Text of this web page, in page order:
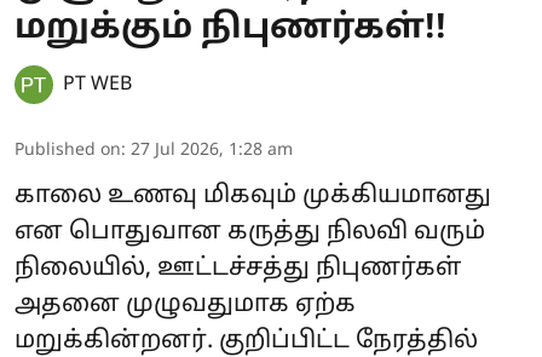
மறுக்கும் நிபுணர்கள்!!
PT WEB
Published on: 27 Jul 2026, 1:28 am
காலை உணவு மிகவும் முக்கியமானது
என பொதுவான கருத்து நிலவி வரும்
நிலையில், ஊட்டச்சத்து நிபுணர்கள்
அதனை முழுவதுமாக ஏற்க
மறுக்கின்றனர். குறிப்பிட்ட நேரத்தில்